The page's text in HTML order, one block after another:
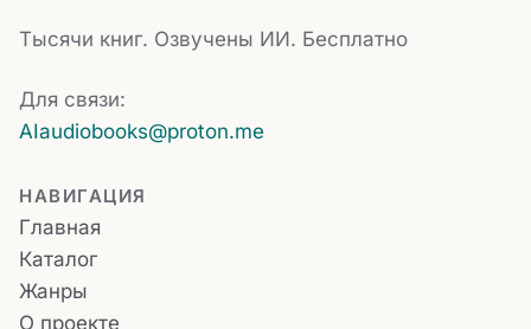
Тысячи книг. Озвучены ИИ. Бесплатно
Для связи:
AIaudiobooks@proton.me
НАВИГАЦИЯ
Главная
Каталог
Жанры
О проекте